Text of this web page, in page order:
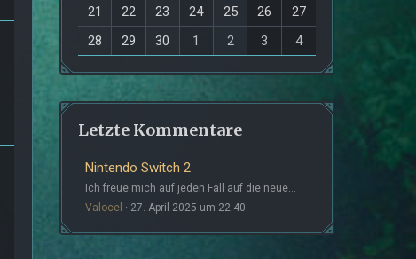
21
22 23 24 25 26
27
28
29 30 1 2 3 4
Letzte Kommentare
Nintendo Switch 2
Ich freue mich auf jeden Fall auf die neue…
Valocel
27. April 2025 um 22:40